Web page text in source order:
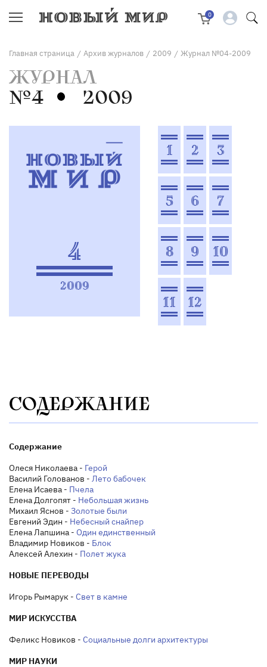
0
Главная страница / Архив журналов / 2009 / Журнал №04-2009
ЖУРНАЛ
№4
2009
1 2 3
4
2009
5 6 7
8 9 10
11 12
СОДЕРЖАНИЕ
Содержание
Олеся Николаева - Герой
Василий Голованов - Лето бабочек
Елена Исаева - Пчела
Елена Долгопят - Небольшая жизнь
Михаил Яснов - Золотые были
Евгений Эдин - Небесный снайпер
Елена Лапшина - Один единственный
Владимир Новиков - Блок
Алексей Алехин - Полет жука
НОВЫЕ ПЕРЕВОДЫ
Игорь Рымарук - Свет в камне
МИР ИСКУССТВА
Феликс Новиков - Социальные долги архитектуры
МИР НАУКИ